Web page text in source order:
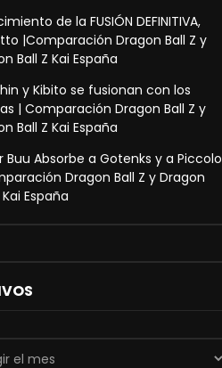
de la FUSIÓN DEFINITIVA,
|Comparación Dragon Ball Z y
Ball Z Kai España
y Kibito se fusionan con los
| Comparación Dragon Ball Z y
Ball Z Kai España
Buu Absorbe a Gotenks y a Piccolo
Dragon Ball Z y Dragon
España